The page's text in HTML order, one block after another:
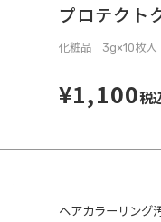
プロテクト
化粧品 3g×10枚入
¥1,100税
ヘアカラーリング